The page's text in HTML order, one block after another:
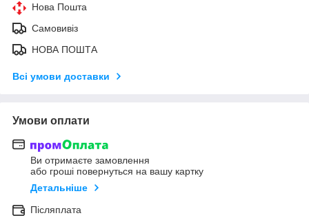
Нова Пошта
Самовивіз
НОВА ПОШТА
Всі умови доставки
Умови оплати
Ви отримаєте замовлення
або гроші повернуться на вашу картку
Детальніше
Післяплата